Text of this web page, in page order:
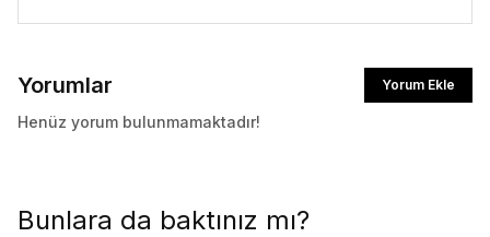
Yorumlar Yorum Ekle
Henüz yorum bulunmamaktadır!
Bunlara da baktınız mı?